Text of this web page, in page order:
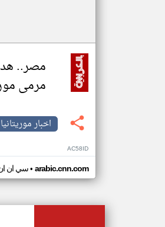
مصر..
مرمى
اخبار موريتانيا
AC58ID
سي ان• arabic.cnn.com